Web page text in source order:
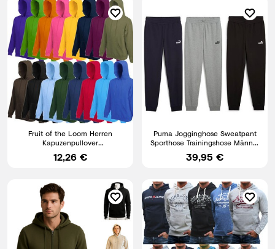
Fruit of the Loom Herren
Kapuzenpullover
Kapuzensweatshirt Hoodie S M L
XL XXL
12,26 €
Puma Jogginghose Sweatpant
Sporthose Trainingshose Männer
Herren Baumwolle
39,95 €